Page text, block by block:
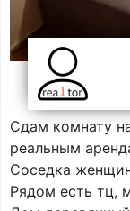
Сдам комнату
реальным
Соседка
Рядом есть тц,